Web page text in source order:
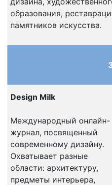
образования,
памятников искусства.
Design Milk
Международный онлайн-
журнал, посвященный
современному дизайну.
Охватывает разные
области: архитектуру,
предметы интерьера,